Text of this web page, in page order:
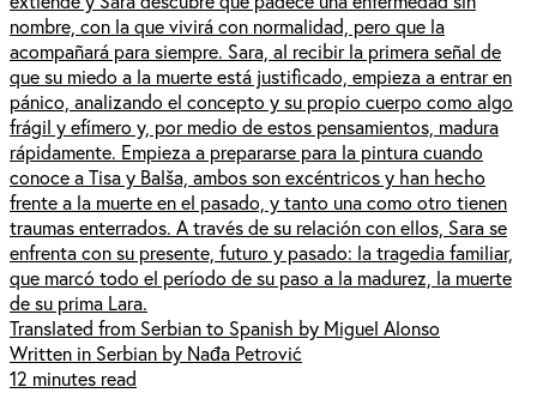
nombre, con la que vivirá con normalidad, pero que la
acompañará para siempre. Sara, al recibir la primera señal de
que su miedo a la muerte está justificado, empieza a entrar en
pánico, analizando el concepto y su propio cuerpo como algo
frágil y efímero y, por medio de estos pensamientos, madura
rápidamente. Empieza a prepararse para la pintura cuando
conoce a Tisa y Balša, ambos son excéntricos y han hecho
frente a la muerte en el pasado, y tanto una como otro tienen
traumas enterrados. A través de su relación con ellos, Sara se
enfrenta con su presente, futuro y pasado: la tragedia familiar,
que marcó todo el período de su paso a la madurez, la muerte
de su prima Lara.
Translated from Serbian to Spanish by Miguel Alonso
Written in Serbian by Nađa Petrović
12 minutes read